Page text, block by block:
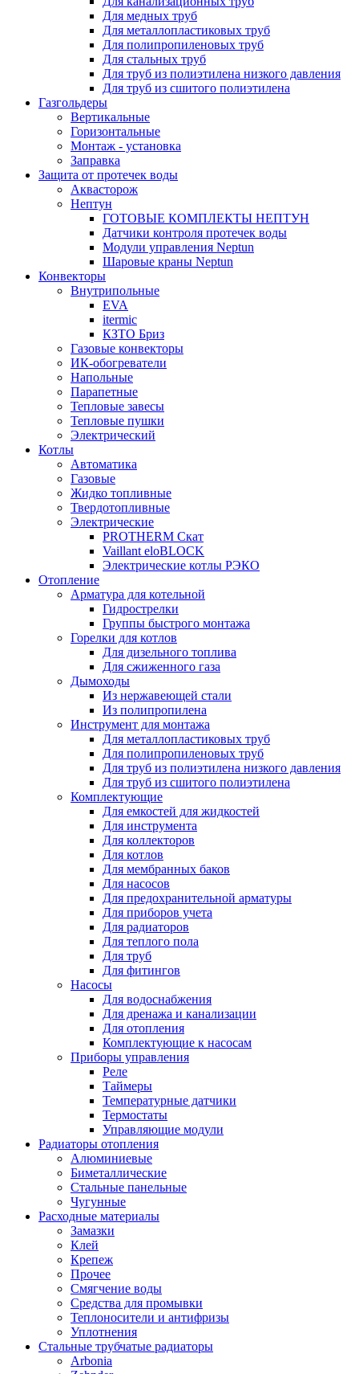
Для медных труб
Для металлопластиковых труб
Для полипропиленовых труб
Для стальных труб
Для труб из полиэтилена низкого давления
Для труб из сшитого полиэтилена
Газгольдеры
Вертикальные
Горизонтальные
Монтаж - установка
Заправка
Защита от протечек воды
Аквасторож
Нептун
ГОТОВЫЕ КОМПЛЕКТЫ НЕПТУН
Датчики контроля протечек воды
Модули управления Neptun
Шаровые краны Neptun
Конвекторы
Внутрипольные
EVA
itermic
КЗТО Бриз
Газовые конвекторы
ИК-обогреватели
Напольные
Парапетные
Тепловые завесы
Тепловые пушки
Электрический
Котлы
Автоматика
Газовые
Жидко топливные
Твердотопливные
Электрические
PROTHERM Скат
Vaillant eloBLOCK
Электрические котлы РЭКО
Отопление
Арматура для котельной
Гидрострелки
Группы быстрого монтажа
Горелки для котлов
Для дизельного топлива
Для сжиженного газа
Дымоходы
Из нержавеющей стали
Из полипропилена
Инструмент для монтажа
Для металлопластиковых труб
Для полипропиленовых труб
Для труб из полиэтилена низкого давления
Для труб из сшитого полиэтилена
Комплектующие
Для емкостей для жидкостей
Для инструмента
Для коллекторов
Для котлов
Для мембранных баков
Для насосов
Для предохранительной арматуры
Для приборов учета
Для радиаторов
Для теплого пола
Для труб
Для фитингов
Насосы
Для водоснабжения
Для дренажа и канализации
Для отопления
Комплектующие к насосам
Приборы управления
Реле
Таймеры
Температурные датчики
Термостаты
Управляющие модули
Радиаторы отопления
Алюминиевые
Биметаллические
Стальные панельные
Чугунные
Расходные материалы
Замазки
Клей
Крепеж
Прочее
Смягчение воды
Средства для промывки
Теплоносители и антифризы
Уплотнения
Стальные трубчатые радиаторы
Arbonia